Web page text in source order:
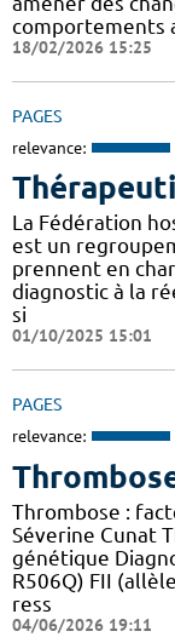
comportements
18/02/2026 15:25
PAGES
relevance:
La Fédération
est un
prennent en
diagnostic à la
si
01/10/2025 15:01
PAGES
relevance:
Thrombose :
Séverine Cunat
génétique
R506Q) FII
ress
04/06/2026 19:11